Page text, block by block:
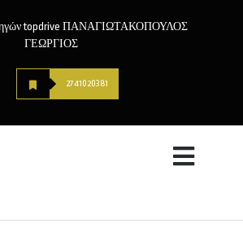
topdrive ΠΑΝΑΓΙΩΤΑΚΟΠΟΥΛΟΣ
ΓΕΩΡΓΙΟΣ
2741020381